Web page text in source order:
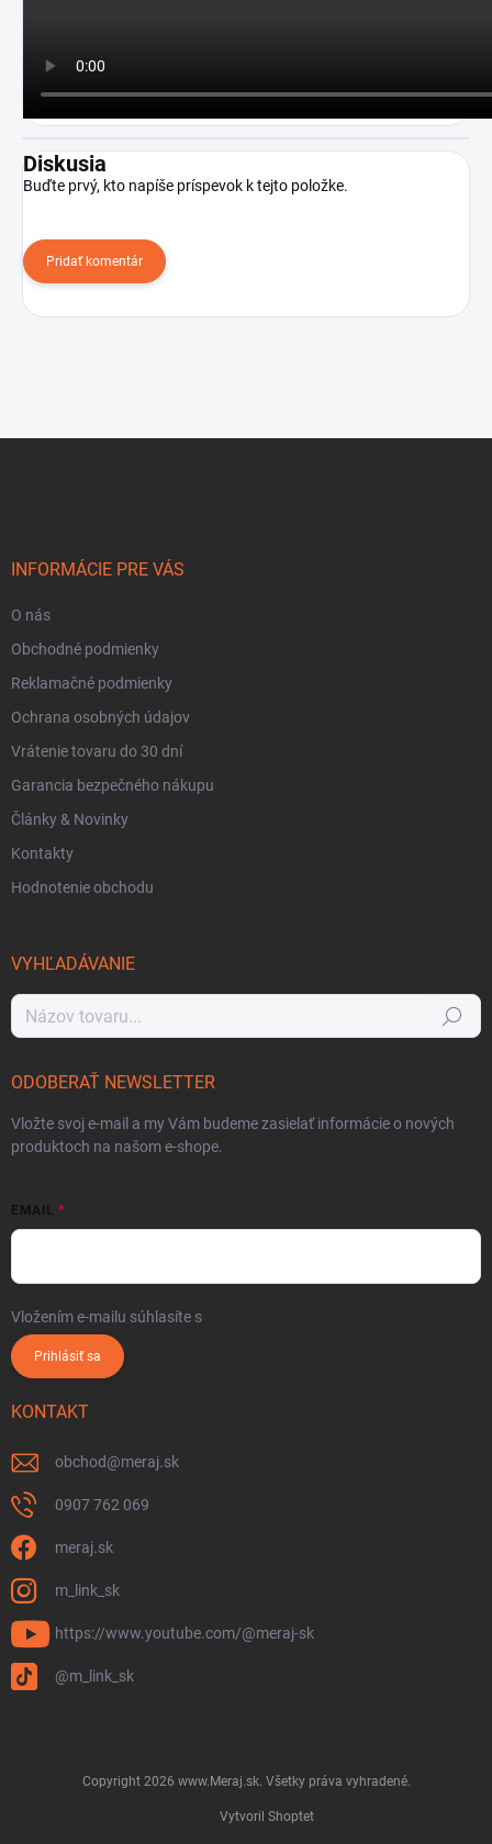
Diskusia
Buďte prvý, kto napíše príspevok k tejto položke.
Pridať komentár
INFORMÁCIE PRE VÁS
O nás
Obchodné podmienky
Reklamačné podmienky
Ochrana osobných údajov
Vrátenie tovaru do 30 dní
Garancia bezpečného nákupu
Články & Novinky
Kontakty
Hodnotenie obchodu
VYHĽADÁVANIE
Hľadať
ODOBERAŤ NEWSLETTER
Vložte svoj e-mail a my Vám budeme zasielať informácie o nových
produktoch na našom e-shope.
EMAIL
Vložením e-mailu súhlasíte s
Prihlásiť sa
KONTAKT
obchod@meraj.sk
0907 762 069
meraj.sk
m_link_sk
https://www.youtube.com/@meraj-sk
@m_link_sk
Vytvoril Shoptet
Copyright 2026 www.Meraj.sk. Všetky práva vyhradené.